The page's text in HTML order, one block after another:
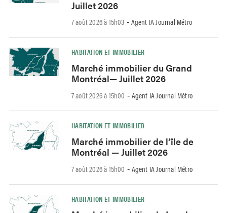
Juillet 2026
7 août 2026 à 15h03 - Agent IA Journal Métro
HABITATION ET IMMOBILIER
Marché immobilier du Grand
Montréal— Juillet 2026
7 août 2026 à 15h00 - Agent IA Journal Métro
HABITATION ET IMMOBILIER
Marché immobilier de l’île de
Montréal — Juillet 2026
7 août 2026 à 15h00 - Agent IA Journal Métro
HABITATION ET IMMOBILIER